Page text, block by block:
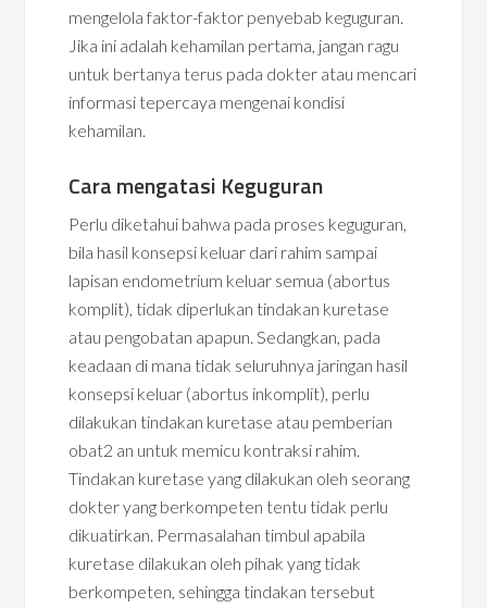
mengelola faktor-faktor penyebab keguguran.
Jika ini adalah kehamilan pertama, jangan ragu
untuk bertanya terus pada dokter atau mencari
informasi tepercaya mengenai kondisi
kehamilan.
Cara mengatasi Keguguran
Perlu diketahui bahwa pada proses keguguran,
bila hasil konsepsi keluar dari rahim sampai
lapisan endometrium keluar semua (abortus
komplit), tidak diperlukan tindakan kuretase
atau pengobatan apapun. Sedangkan, pada
keadaan di mana tidak seluruhnya jaringan hasil
konsepsi keluar (abortus inkomplit), perlu
dilakukan tindakan kuretase atau pemberian
obat2 an untuk memicu kontraksi rahim.
Tindakan kuretase yang dilakukan oleh seorang
dokter yang berkompeten tentu tidak perlu
dikuatirkan. Permasalahan timbul apabila
kuretase dilakukan oleh pihak yang tidak
berkompeten, sehingga tindakan tersebut